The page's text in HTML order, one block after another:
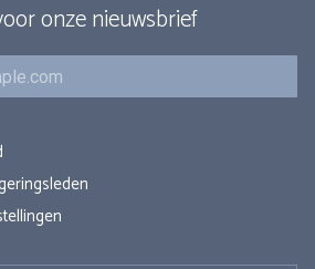
onze nieuwsbrief